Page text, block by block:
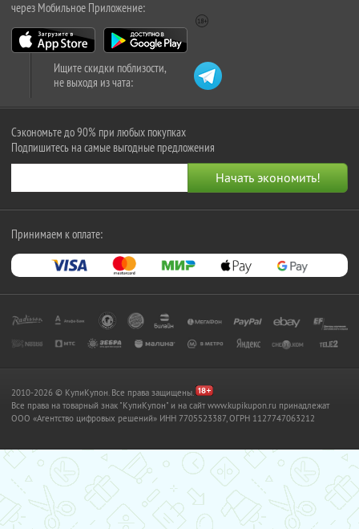
через Мобильное Приложение:
Ищите скидки поблизости,
не выходя из чата:
Сэкономьте до 90% при любых покупках
Подпишитесь на самые выгодные предложения
Принимаем к оплате:
2010-2026 © КупиКупон. Все права защищены.
Все права на товарный знак "КупиКупон" и на сайт www.kupikupon.ru принадлежат
OOO «Агентство цифровых решений» ИНН 7705523387, ОГРН 1127747063212